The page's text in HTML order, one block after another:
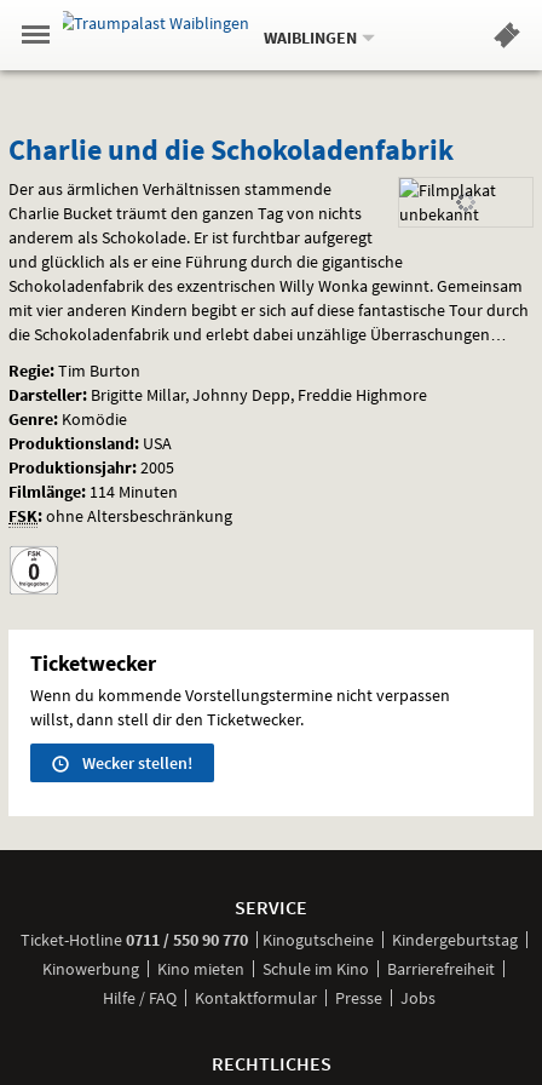
Springe
zum
,zum
.
Navigation
Gehe
zur
Standortauswahl
Standort:
WAIBLINGEN.
Hinweis
Charlie
und
die
Schokoladenfabrik
Charlie und die Schokoladenfabrik
Der aus ärmlichen Verhältnissen stammende
Charlie Bucket träumt den ganzen Tag von nichts
anderem als Schokolade. Er ist furchtbar aufgeregt
und glücklich als er eine Führung durch die gigantische
Schokoladenfabrik des exzentrischen Willy Wonka gewinnt. Gemeinsam
mit vier anderen Kindern begibt er sich auf diese fantastische Tour durch
die Schokoladenfabrik und erlebt dabei unzählige Überraschungen…
Regie:Tim Burton
Darsteller: Brigitte Millar, Johnny Depp, Freddie Highmore
Genre: Komödie
Produktionsland: USA
Produktionsjahr:2005
Filmlänge: 114 Minuten
FSK:ohne Altersbeschränkung
Ticketwecker
Wenn du kommende Vorstellungstermine nicht verpassen
willst, dann stell dir den Ticketwecker.
Wecker stellen!
SERVICE
Ticket-Hotline0711 / 550 90 770anrufen
Kinogutscheine
Kindergeburtstag
Kinowerbung
Kino mieten Schule im Kino
Barrierefreiheit
Hilfe / FAQ
Kontaktformular Presse Jobs
RECHTLICHES